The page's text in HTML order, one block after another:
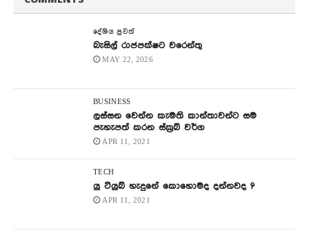
දේශිය පුවත්
බැසිල් රාජපක්ෂට වරෙන්තු
MAY 22, 2026
BUSINESS
ලස්සන වෙන්න කැමති කාන්තාවන්ට සම
පැහැපත් කරන ස්ක්‍රබ් වර්ග
APR 11, 2021
TECH
යු ටියුබ් හැදුනේ කොහොමද දන්නවද ?
APR 11, 2021